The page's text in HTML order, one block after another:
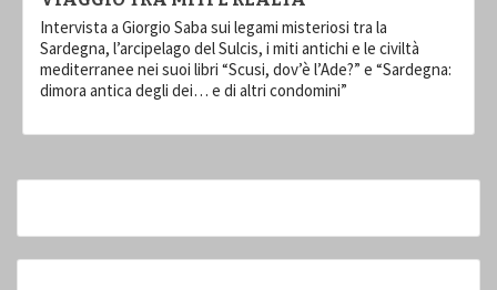
Intervista a Giorgio Saba sui legami misteriosi tra la
Sardegna, l’arcipelago del Sulcis, i miti antichi e le civiltà
mediterranee nei suoi libri “Scusi, dov’è l’Ade?” e “Sardegna:
dimora antica degli dei… e di altri condomini”